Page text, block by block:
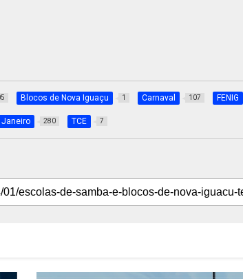
Blocos de Nova Iguaçu 1 Carnaval 107 FENIG
Janeiro 280 TCE 7